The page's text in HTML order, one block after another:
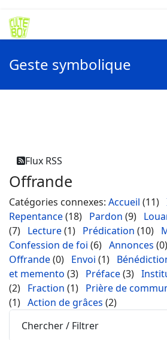
Geste symbolique
Flux RSS
Offrande
Catégories connexes: Accueil (11)
Repentance(18) Pardon (9)
(7) Lecture(1) Prédication (10)
Confession de foi (6) Annonces (0)
Offrande(0) Envoi (1)
et memento (3) Préface(3)
(2) Fraction (1) Prière de
(1) Action de grâces (2)
Chercher / Filtrer